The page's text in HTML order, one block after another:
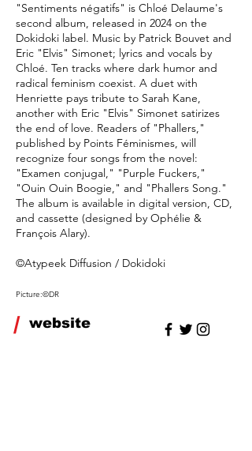
"Sentiments négatifs" is Chloé Delaume's
second album, released in 2024 on the
Dokidoki label. Music by Patrick Bouvet and
Eric "Elvis" Simonet; lyrics and vocals by
Chloé. Ten tracks where dark humor and
radical feminism coexist. A duet with
Henriette pays tribute to Sarah Kane,
another with Eric "Elvis" Simonet satirizes
the end of love. Readers of "Phallers,"
published by Points Féminismes, will
recognize four songs from the novel:
"Examen conjugal," "Purple Fuckers,"
"Ouin Ouin Boogie," and "Phallers Song."
The album is available in digital version, CD,
and cassette (designed by Ophélie &
François Alary).
©Atypeek Diffusion / Dokidoki
Picture:©DR
/ website